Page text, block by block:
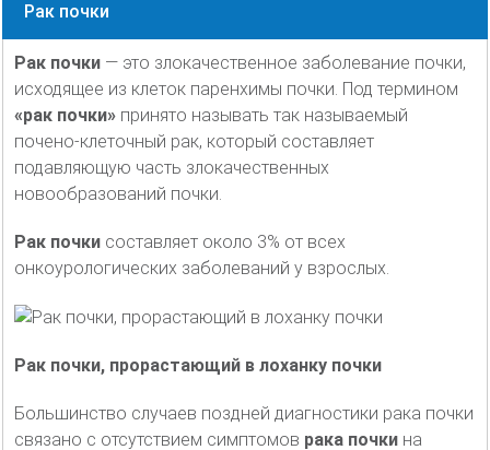
Рак почки
Рак почки — это злокачественное заболевание почки,
исходящее из клеток паренхимы почки. Под термином
«рак почки» принято называть так называемый
почено-клеточный рак, который составляет
подавляющую часть злокачественных
новообразований почки.
Рак почки составляет около 3% от всех
онкоурологических заболеваний у взрослых.
Рак почки, прорастающий в лоханку почки
Большинство случаев поздней диагностики рака почки
связано с отсутствием симптомов рака почки на